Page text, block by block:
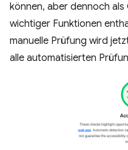
können, aber dennoch
wichtiger Funktionen
manuelle Prüfung wird
alle automatisierten